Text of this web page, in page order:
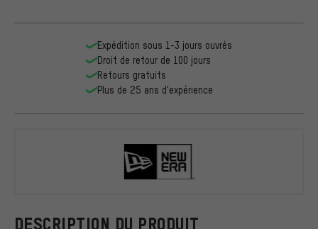
DESCRIPTION DU PRODUIT
Expédition sous 1-3 jours ouvrés
Droit de retour de 100 jours
Retours gratuits
Plus de 25 ans d'expérience